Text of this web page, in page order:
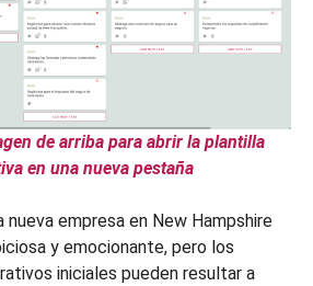
de arriba para abrir la plantilla
en una nueva pestaña
nueva empresa en New Hampshire
y emocionante, pero los
iniciales pueden resultar a